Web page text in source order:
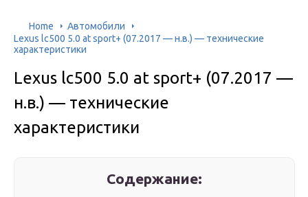
Home
Автомобили
Lexus lc500 5.0 at sport+ (07.2017 — н.в.) — технические
характеристики
Lexus lc500 5.0 at sport+ (07.2017 —
н.в.) — технические
характеристики
Содержание: